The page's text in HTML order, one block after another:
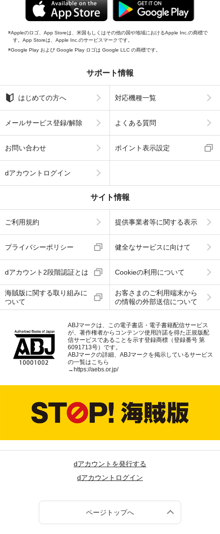
Appleのロゴ、App Storeは、米国もしくはその他の国や地域におけるApple Inc.の商標で
す。App Storeは、Apple Inc.のサービスマークです。
Google Play および Google Play ロゴは Google LLC の商標です。
サポート情報
はじめての方へ 対応機種一覧
メールサービス登録/解除 よくある質問
お問い合わせ ポイント表示設定
dアカウントログイン
サイト情報
ご利用規約 提供事業者等に関する表示
プライバシーポリシー 健全なサービスに向けて
dアカウント2段階認証とは Cookieの利用について
海賊版に関する取り組みに
ついて
お客さまのご利用端末から
の情報の外部送信について
ABJマークは、この電子書店・電子書籍配信サービス
が、著作権者からコンテンツ使用許諾を得た正規版配
信サービスであることを示す登録商標（登録番号 第
6091713号）です。
ABJマークの詳細、ABJマークを掲示しているサービス
の一覧はこちら
→ https://aebs.or.jp/
dアカウントを発行する
dアカウントログイン
ページトップへ